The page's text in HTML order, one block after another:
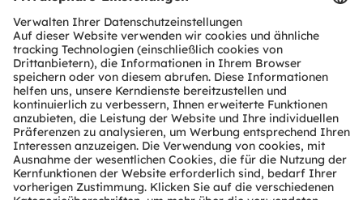
Download Center
Tools
Kundenanfragen
Technischer Support
Partner Netzwerk
Whistleblowing